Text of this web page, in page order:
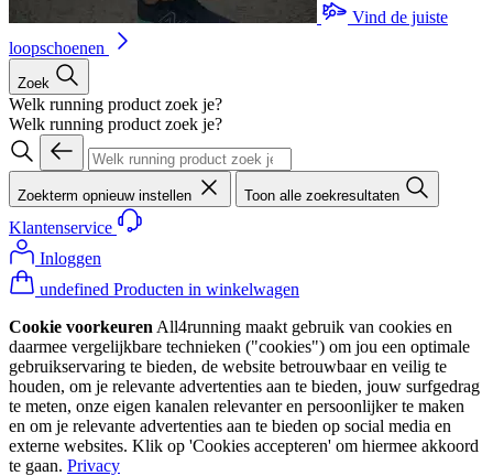
Vind de juiste
loopschoenen
Zoek
Welk running product zoek je?
Welk running product zoek je?
Zoekterm opnieuw instellen Toon alle zoekresultaten
Klantenservice
Inloggen
undefined Producten in winkelwagen
Cookie voorkeuren All4running maakt gebruik van cookies en
daarmee vergelijkbare technieken ("cookies") om jou een optimale
gebruikservaring te bieden, de website betrouwbaar en veilig te
houden, om je relevante advertenties aan te bieden, jouw surfgedrag
te meten, onze eigen kanalen relevanter en persoonlijker te maken
en om je relevante advertenties aan te bieden op social media en
externe websites. Klik op 'Cookies accepteren' om hiermee akkoord
te gaan. Privacy